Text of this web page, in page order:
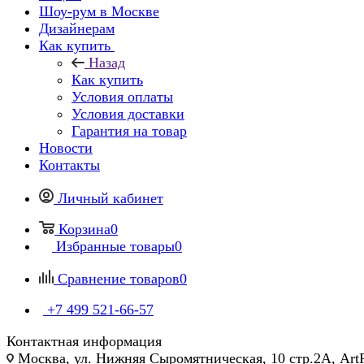
Шоу-рум в Москве
Дизайнерам
Как купить
Назад
Как купить
Условия оплаты
Условия доставки
Гарантия на товар
Новости
Контакты
Личный кабинет
Корзина0
Избранные товары0
Сравнение товаров0
+7 499 521-66-57
Контактная информация
Москва, ул. Нижняя Сыромятническая, 10 стр.2А,